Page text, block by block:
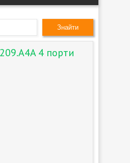
Знайти
4 порти